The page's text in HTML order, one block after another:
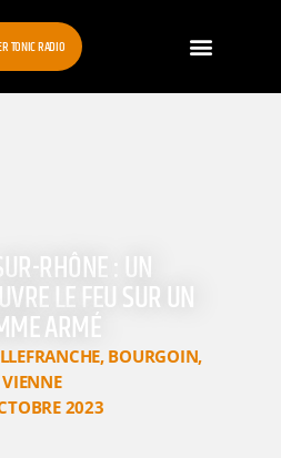
TONIC RADIO
RHÔNE : UN
LE FEU SUR UN
ARMÉ
, BOURGOIN,
VIENNE
2023